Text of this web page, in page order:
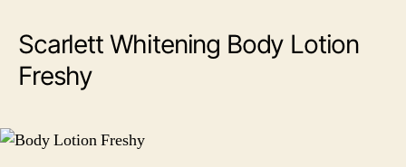
Scarlett Whitening Body Lotion
Freshy